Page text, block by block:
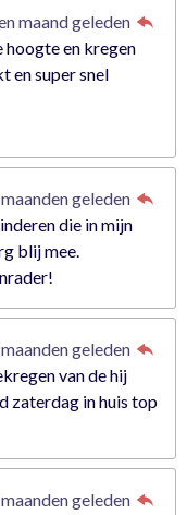
maand geleden
hoogte en kregen
en super snel
geleden
die in mijn
blij mee.
geleden
van de hij
zaterdag in huis top
geleden